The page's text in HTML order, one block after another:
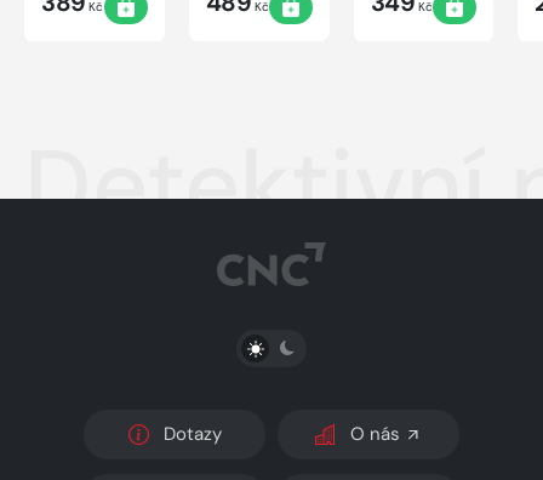
Kč Kč Kč
Detektivní
PŘEPNOUT SVĚTLÝ/TMAVÝ REŽIM
Dotazy O nás